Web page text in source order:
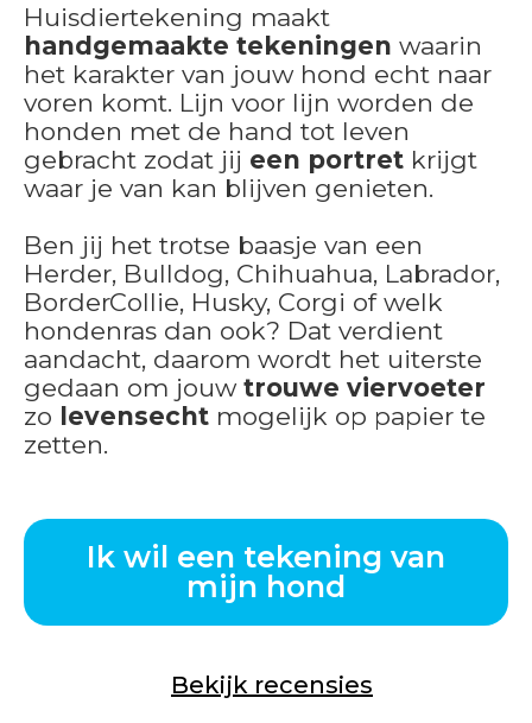
Huisdiertekening maakt
handgemaakte tekeningen waarin
het karakter van jouw hond echt naar
voren komt. Lijn voor lijn worden de
honden met de hand tot leven
gebracht zodat jij een portret krijgt
waar je van kan blijven genieten.
Ben jij het trotse baasje van een
Herder, Bulldog, Chihuahua, Labrador,
BorderCollie, Husky, Corgi of welk
hondenras dan ook? Dat verdient
aandacht, daarom wordt het uiterste
gedaan om jouw trouwe viervoeter
zo levensecht mogelijk op papier te
zetten.
Ik wil een tekening van
mijn hond
Bekijk recensies